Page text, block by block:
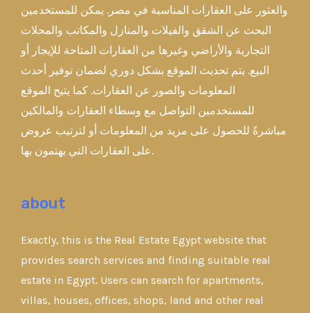
والعثور على العقارات المناسبة في مصر. يمكن للمستخدمين
البحث عن الشقق والفيلات والمنازل والمكاتب والمحلات
التجارية والأراضي وغيرها من العقارات المتاحة للإيجار أو
البيع. يتم تحديث الموقع بشكل دوري لضمان توفير أحدث
المعلومات والصور عن العقارات. كما يتيح الموقع
للمستخدمين التواصل مع وسطاء العقارات والمالكين
مباشرةً للحصول على مزيد من المعلومات أو لترتيب عروض
على العقارات التي يهتمون بها.
about
Exactly, this is the Real Estate Egypt website that
provides search services and finding suitable real
estate in Egypt. Users can search for apartments,
villas, houses, offices, shops, land and other real